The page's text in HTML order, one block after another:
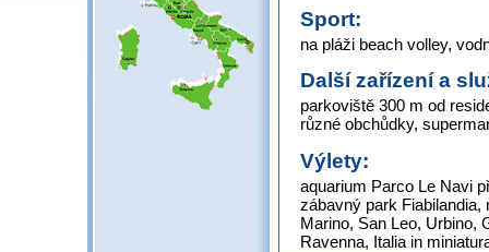
Sport:
na pláži beach volley,
Další zařízení a
parkoviště 300 m od
různé obchůdky,
Výlety:
aquarium Parco Le Navi
zábavný park Fiabilandia,
Marino, San Leo, Urbino,
Ravenna, Italia in